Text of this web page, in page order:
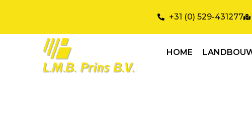
+31 (0) 529-431277
HOME